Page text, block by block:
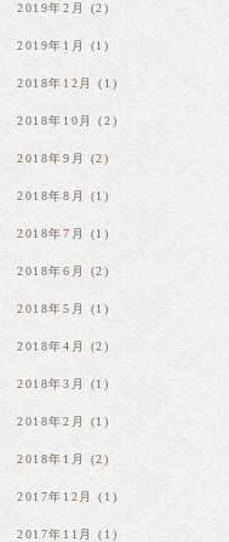
2019年2月 (2)
2019年1月 (1)
2018年12月 (1)
2018年10月 (2)
2018年9月 (2)
2018年8月 (1)
2018年7月 (1)
2018年6月 (2)
2018年5月 (1)
2018年4月 (2)
2018年3月 (1)
2018年2月 (1)
2018年1月 (2)
2017年12月 (1)
2017年11月 (1)